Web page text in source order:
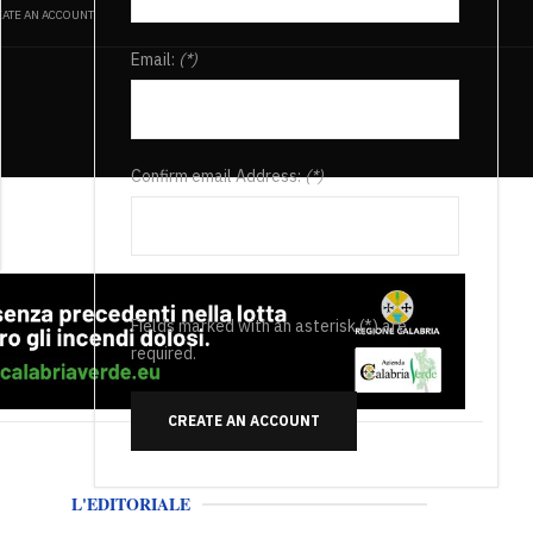
AN ACCOUNT
Email: (*)
Confirm email Address:(*)
Fields marked with an asterisk (*) are
required.
CREATE AN ACCOUNT
L'EDITORIALE